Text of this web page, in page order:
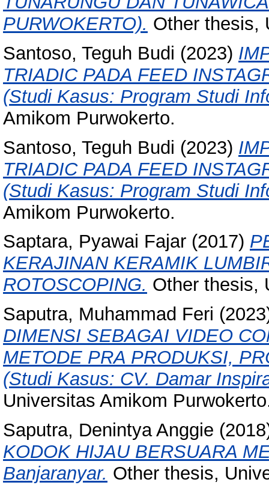
PURWOKERTO). Other thesis,
Santoso, Teguh Budi (2023)
TRIADIC PADA FEED
(Studi Kasus: Program Studi
Amikom Purwokerto.
Santoso, Teguh Budi (2023)
TRIADIC PADA FEED
(Studi Kasus: Program Studi
Amikom Purwokerto.
Saptara, Pyawai Fajar (2017)
KERAJINAN KERAMIK
ROTOSCOPING. Other thesis,
Saputra, Muhammad Feri
DIMENSI SEBAGAI VIDEO
METODE PRA PRODUKSI,
(Studi Kasus: CV. Damar
Universitas Amikom
Saputra, Denintya Anggie
KODOK HIJAU BERSUARA
Banjaranyar. Other thesis,